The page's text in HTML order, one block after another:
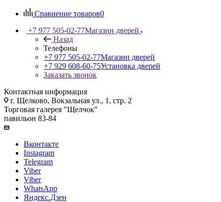
Сравнение товаров0
+7 977 505-02-77Магазин дверей
Назад
Телефоны
+7 977 505-02-77Магазин дверей
+7 929 608-60-75Установка дверей
Заказать звонок
Контактная информация
г. Щелково, Вокзальная ул., 1, стр. 2
Торговая галерея "Щелчок"
павильон 83-84
Вконтакте
Instagram
Telegram
Viber
Viber
WhatsApp
Яндекс.Дзен